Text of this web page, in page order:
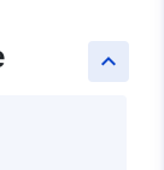
keyboard_arrow_up